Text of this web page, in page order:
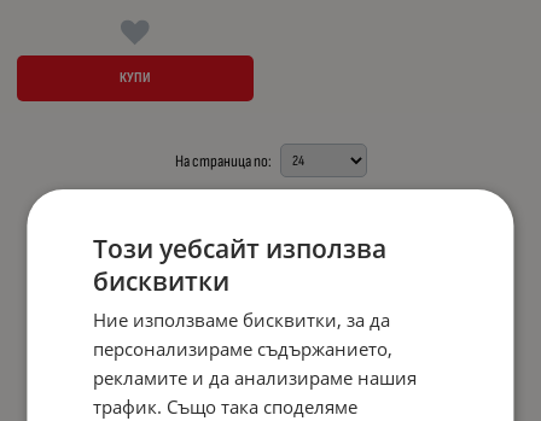
КУПИ
На страница по:
Този уебсайт използва
бисквитки
Ние използваме бисквитки, за да
персонализираме съдържанието,
рекламите и да анализираме нашия
трафик. Също така споделяме